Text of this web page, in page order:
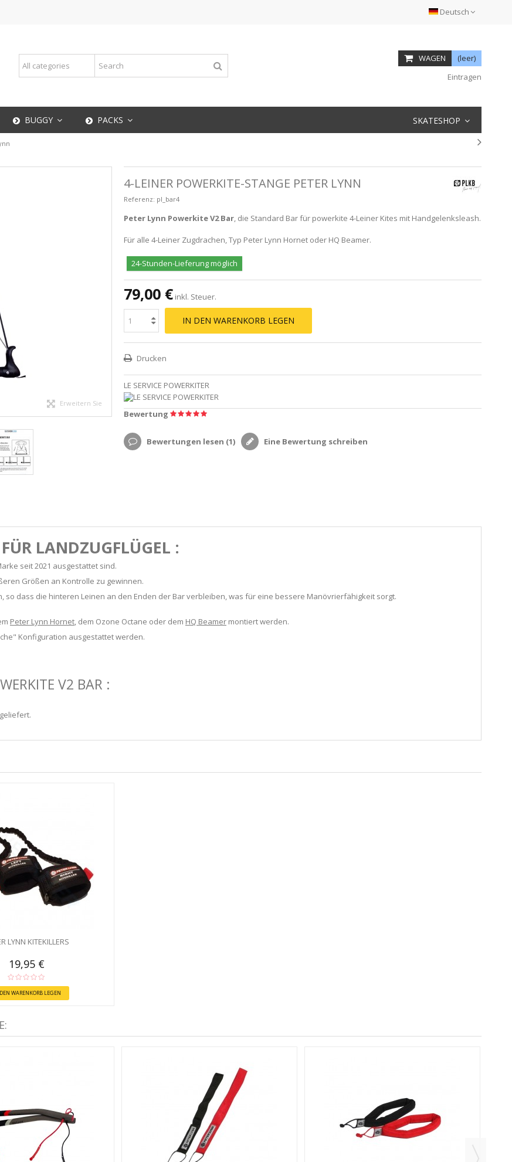
Deutsch
WAGEN
(leer)
Eintragen
BUGGY PACKS SKATESHOP
Erweitern Sie
4-LEINER POWERKITE-STANGE PETER LYNN
Referenz: pl_bar4
Peter Lynn Powerkite V2 Bar, die Standard Bar für powerkite 4-Leiner Kites mit Handgelenksleash.
Für alle 4-Leiner Zugdrachen, Typ Peter Lynn Hornet oder HQ Beamer.
24-Stunden-Lieferung möglich
79,00 € inkl. Steuer.
IN DEN WARENKORB LEGEN
Drucken
LE SERVICE POWERKITER
Bewertung
Bewertungen lesen (1) Eine Bewertung schreiben
LANDZUGFLÜGEL :
seit 2021 ausgestattet sind.
Größen an Kontrolle zu gewinnen.
dass die hinteren Leinen an den Enden der Bar verbleiben, was für eine bessere Manövrierfähigkeit sorgt.
Peter Lynn Hornet, dem Ozone Octane oder dem HQ Beamer montiert werden.
Konfiguration ausgestattet werden.
V2 BAR :
LYNN KITEKILLERS
19,95 €
WARENKORB LEGEN